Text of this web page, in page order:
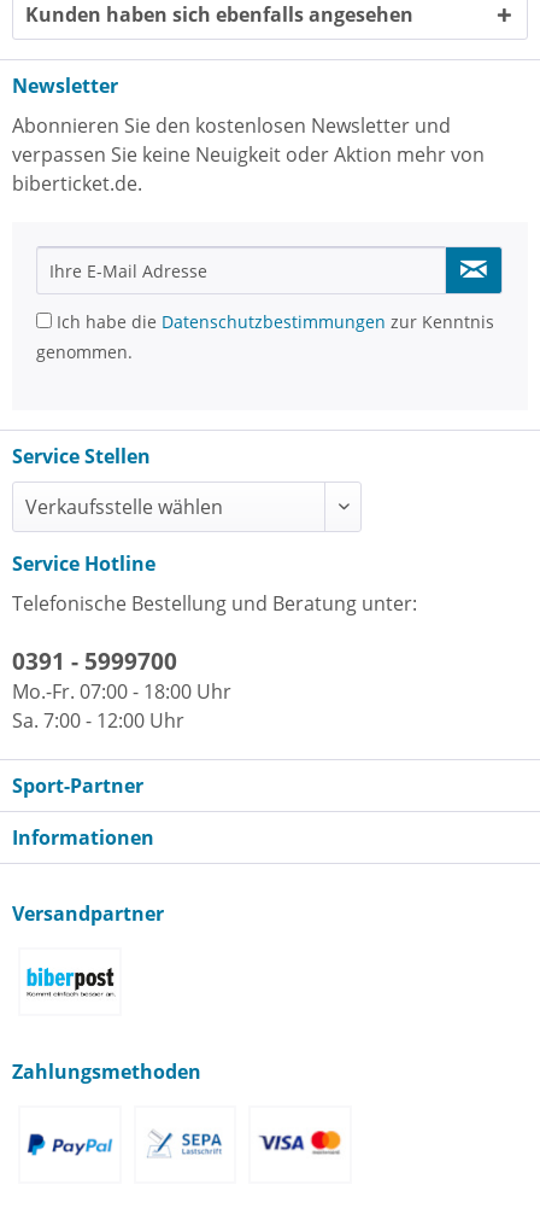
Kunden haben sich ebenfalls angesehen
Newsletter
Abonnieren Sie den kostenlosen Newsletter und
verpassen Sie keine Neuigkeit oder Aktion mehr von
biberticket.de.
Ich habe die Datenschutzbestimmungen zur Kenntnis
genommen.
Service Stellen
Service Hotline
Telefonische Bestellung und Beratung unter:
0391 - 5999700
Mo.-Fr. 07:00 - 18:00 Uhr
Sa. 7:00 - 12:00 Uhr
Sport-Partner
Informationen
Versandpartner
Zahlungsmethoden